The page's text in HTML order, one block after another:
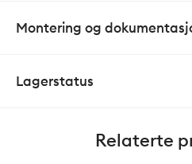
Montering og
Lagerstatus
Relaterte